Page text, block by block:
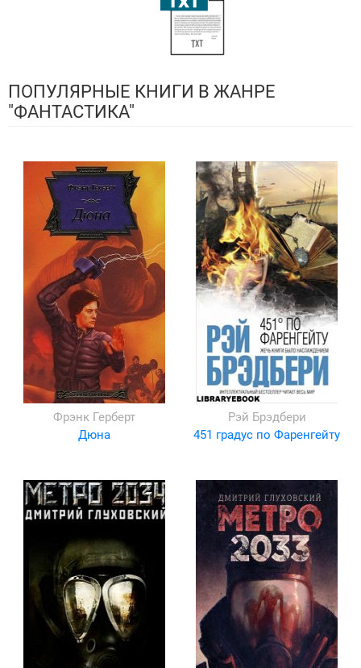
ПОПУЛЯРНЫЕ КНИГИ В ЖАНРЕ
"ФАНТАСТИКА"
Фрэнк Герберт
Дюна
Рэй Брэдбери
451 градус по Фаренгейту